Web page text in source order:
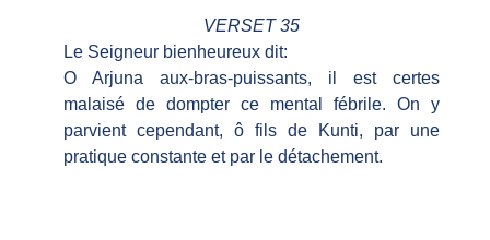
VERSET 35
Le Seigneur bienheureux dit:
O Arjuna aux-bras-puissants, il est certes
malaisé de dompter ce mental fébrile. On y
parvient cependant, ô fils de Kunti, par une
pratique constante et par le détachement.